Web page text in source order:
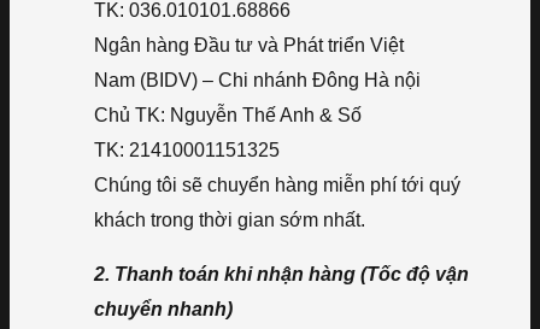
TK: 036.010101.68866
Ngân hàng Đầu tư và Phát triển Việt
Nam (BIDV) – Chi nhánh Đông Hà nội
Chủ TK: Nguyễn Thế Anh & Số
TK: 21410001151325
Chúng tôi sẽ chuyển hàng miễn phí tới quý
khách trong thời gian sớm nhất.
2. Thanh toán khi nhận hàng (Tốc độ vận
chuyển nhanh)